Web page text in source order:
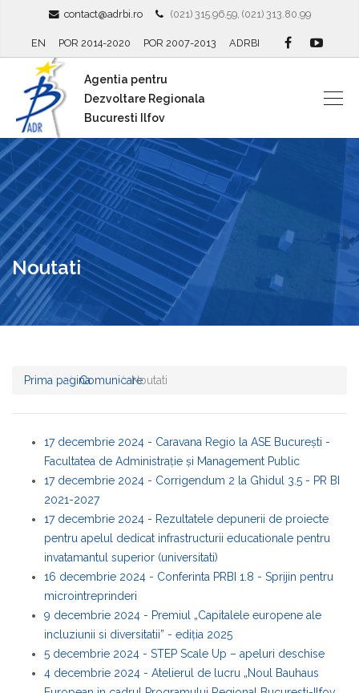
contact@adrbi.ro (021) 315.96.59, (021) 313.80.99
EN POR 2014-2020 POR 2007-2013 ADRBI
Agentia pentru
Dezvoltare Regionala
Bucuresti Ilfov
Noutati
Prima paginaComunicareNoutati
17 decembrie 2024 - Caravana Regio la ASE București -
Facultatea de Administrație și Management Public​
17 decembrie 2024 - Corrigendum 2 la Ghidul 3.5 - PR BI
2021-2027
17 decembrie 2024 - Rezultatele depunerii de proiecte
pentru apelul dedicat infrastructurii educationale pentru
invatamantul superior (universitati)
16 decembrie 2024 - Conferinta PRBI 1.8 - Sprijin pentru
microintreprinderi
9 decembrie 2024 - Premiul „Capitalele europene ale
incluziunii si diversitatii” - ediția 2025
5 decembrie 2024 - STEP Scale Up – apeluri deschise
4 decembrie 2024 - Atelierul de lucru „Noul Bauhaus